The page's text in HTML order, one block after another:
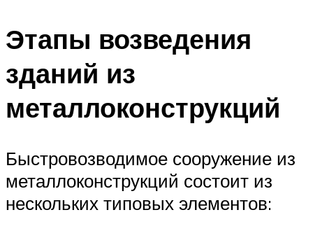
Этапы возведения
зданий из
металлоконструкций
Быстровозводимое сооружение из
металлоконструкций состоит из
нескольких типовых элементов: